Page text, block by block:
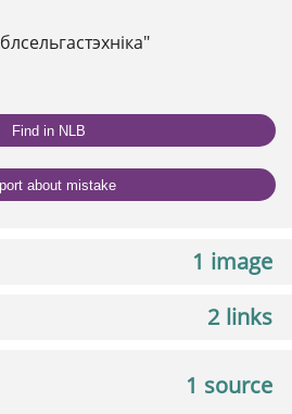
Find in NLB
about mistake
1 image
2 links
1 source